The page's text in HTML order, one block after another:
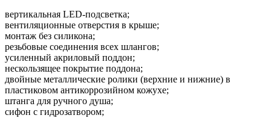
вертикальная LED-подсветка;
вентиляционные отверстия в крыше;
монтаж без силикона;
резьбовые соединения всех шлангов;
усиленный акриловый поддон;
нескользящее покрытие поддона;
двойные металлические ролики (верхние и нижние) в
пластиковом антикоррозийном кожухе;
штанга для ручного душа;
сифон с гидрозатвором;